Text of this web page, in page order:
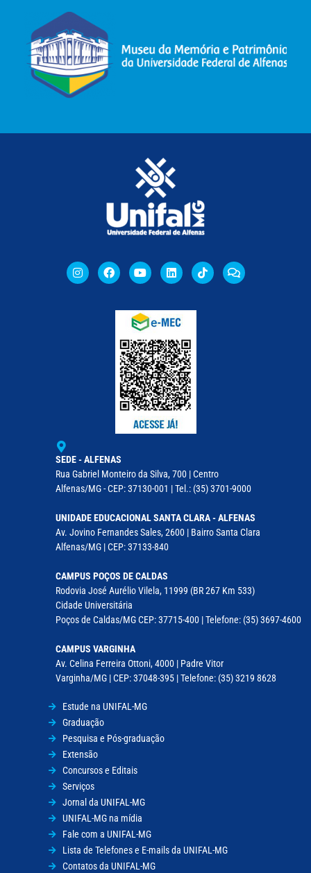
SEDE - ALFENAS
Rua Gabriel Monteiro da Silva, 700 | Centro
Alfenas/MG - CEP: 37130-001 | Tel.: (35) 3701-9000
UNIDADE EDUCACIONAL SANTA CLARA - ALFENAS
Av. Jovino Fernandes Sales, 2600 | Bairro Santa Clara
Alfenas/MG | CEP: 37133-840
CAMPUS POÇOS DE CALDAS
Rodovia José Aurélio Vilela, 11999 (BR 267 Km 533)
Cidade Universitária
Poços de Caldas/MG CEP: 37715-400 | Telefone: (35) 3697-4600
CAMPUS VARGINHA
Av. Celina Ferreira Ottoni, 4000 | Padre Vitor
Varginha/MG | CEP: 37048-395 | Telefone: (35) 3219 8628
Estude na UNIFAL-MG
Graduação
Pesquisa e Pós-graduação
Extensão
Concursos e Editais
Serviços
Jornal da UNIFAL-MG
UNIFAL-MG na mídia
Fale com a UNIFAL-MG
Lista de Telefones e E-mails da UNIFAL-MG
Contatos da UNIFAL-MG